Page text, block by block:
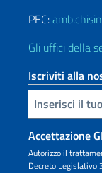
PEC:
Gli uffici della
Iscriviti alla
Inserisci la tua email
Accettazione
Autorizzo il
Decreto